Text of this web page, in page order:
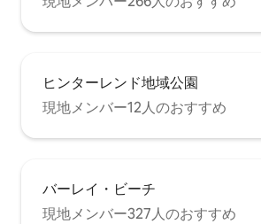
-ラウンジとスマートテレビ -扇風機（エ
アコンなし）ですが、北風が気持ちよく
スター、オーブン、ホットプレート、食
器洗浄機、電子レンジ、スターターキッ
チン用品など 屋外エリア ダイニングテー
ブルとサンラウンジ バーベキューとガス
ボトル プール 寝室1 クイーンベッド、ベ
ースサイクルエアコン 【ベッドルーム2】
- クイーンベッド、ベッドリネン、バスタ
ヒンターレンド地域公園
現地メンバー12人のおすすめ
バーレイ・ビーチ
現地メンバー327人のおすすめ